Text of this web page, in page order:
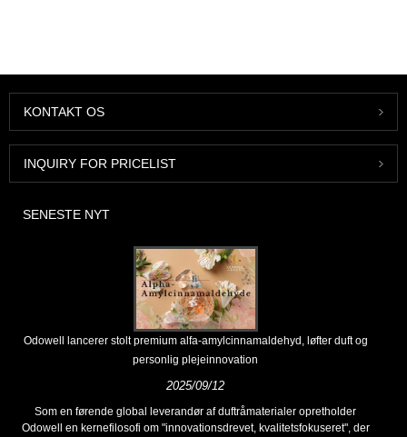
KONTAKT OS
INQUIRY FOR PRICELIST
SENESTE NYT
Odowell lancerer stolt premium alfa-amylcinnamaldehyd, løfter duft og
personlig plejeinnovation
2025/09/12
Som en førende global leverandør af duftråmaterialer opretholder
Odowell en kernefilosofi om "innovationsdrevet, kvalitetsfokuseret", der